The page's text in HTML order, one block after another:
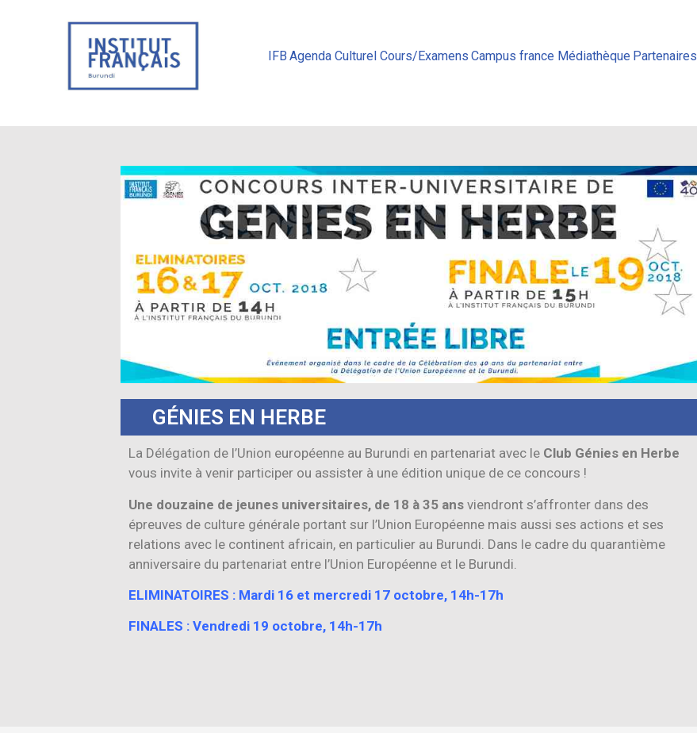
IFB Agenda Culturel Cours/Examens Campus france Médiathèque Partenaires
GÉNIES EN HERBE
La Délégation de l’Union européenne au Burundi en partenariat avec le Club Génies en Herbe
vous invite à venir participer ou assister à une édition unique de ce concours !
Une douzaine de jeunes universitaires, de 18 à 35 ans viendront s’affronter dans des
épreuves de culture générale portant sur l’Union Européenne mais aussi ses actions et ses
relations avec le continent africain, en particulier au Burundi. Dans le cadre du quarantième
anniversaire du partenariat entre l’Union Européenne et le Burundi.
ELIMINATOIRES : Mardi 16 et mercredi 17 octobre, 14h-17h
FINALES : Vendredi 19 octobre, 14h-17h